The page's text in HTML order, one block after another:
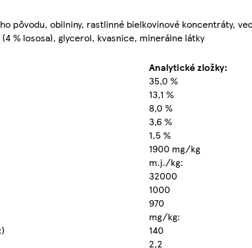
pôvodu, obilniny, rastlinné bielkovinové koncentráty,
% lososa), glycerol, kvasnice, minerálne látky
Analytické zložky:
35,0 %
13,1 %
8,0 %
3,6 %
1,5 %
1900 mg/kg
m.j./kg:
32000
1000
970
mg/kg:
140
2,2